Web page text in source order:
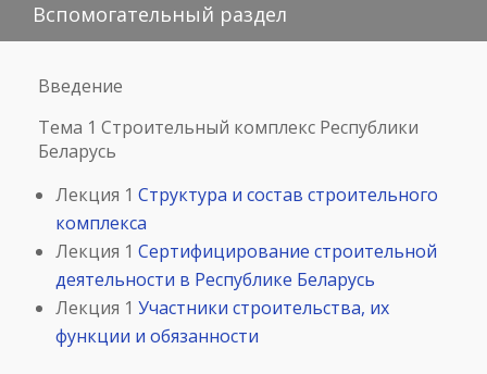
Вспомогательный раздел
Введение
Тема 1 Строительный комплекс Республики
Беларусь
Лекция 1 Структура и состав строительного
комплекса
Лекция 1 Сертифицирование строительной
деятельности в Республике Беларусь
Лекция 1 Участники строительства, их
функции и обязанности